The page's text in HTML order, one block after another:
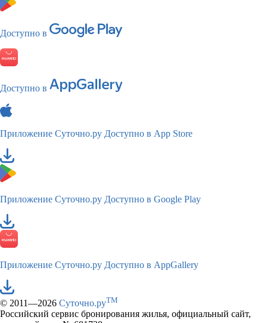
Доступно в
Доступно в
Приложение Суточно.ру Доступно в App Store
Приложение Суточно.ру Доступно в Google Play
Приложение Суточно.ру Доступно в AppGallery
© 2011—2026 Суточно.руTM
Российский сервис бронирования жилья, официальный сайт,